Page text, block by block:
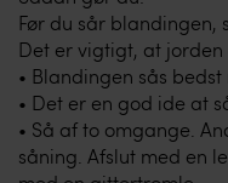
Før du sår blandingen,
Det er vigtigt, at jorden
• Blandingen sås
• Det er en god ide at
• Så af to omgange.
såning. Afslut med en